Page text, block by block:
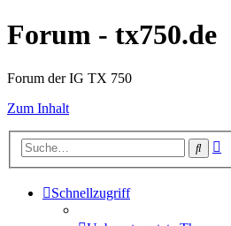
Forum - tx750.de
Forum der IG TX 750
Zum Inhalt
Suche
Schnellzugriff